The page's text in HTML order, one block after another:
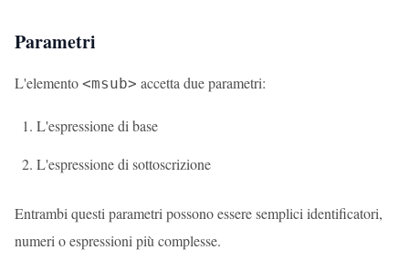
Parametri
L'elemento <msub> accetta due parametri:
L'espressione di base
L'espressione di sottoscrizione
Entrambi questi parametri possono essere semplici identificatori,
numeri o espressioni più complesse.